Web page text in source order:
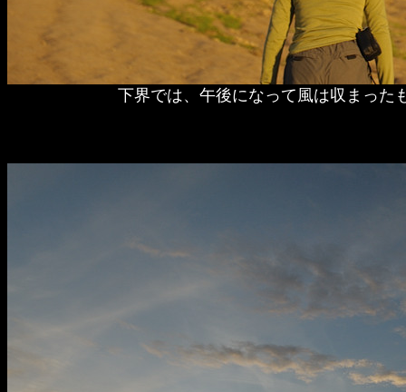
下界では、午後になって風は収まった